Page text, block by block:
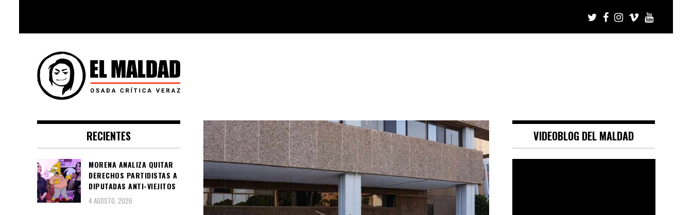
content
El Maldad
Música, Cine, TV, Series, Viral y
RECIENTES
MORENA ANALIZA QUITAR
DERECHOS PARTIDISTAS A
DIPUTADAS ANTI-VIEJITOS
4 AGOSTO, 2026
VIDEOBLOG DEL MALDAD